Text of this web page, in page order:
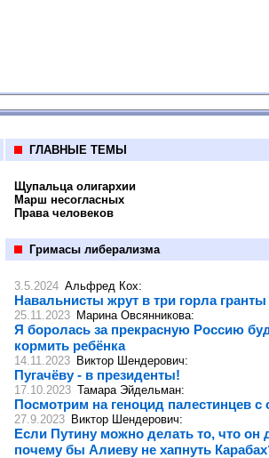
ГЛАВНЫЕ ТЕМЫ
Щупальца олигархии
Марш несогласных
Права человеков
Гримасы либерализма
3.5.2024 Альфред Кох:
Навальнисты жрут в три горла гранты
25.11.2023 Марина Овсянникова:
Я боролась за прекрасную Россию
кормить ребёнка
14.11.2023 Виктор Шендерович:
Пугачёву - в президенты!
17.10.2023 Тамара Эйдельман:
Посмотрим на геноцид палестинцев с
27.9.2023 Виктор Шендерович:
Если Путину можно делать то, что он
почему бы Алиеву не хапнуть